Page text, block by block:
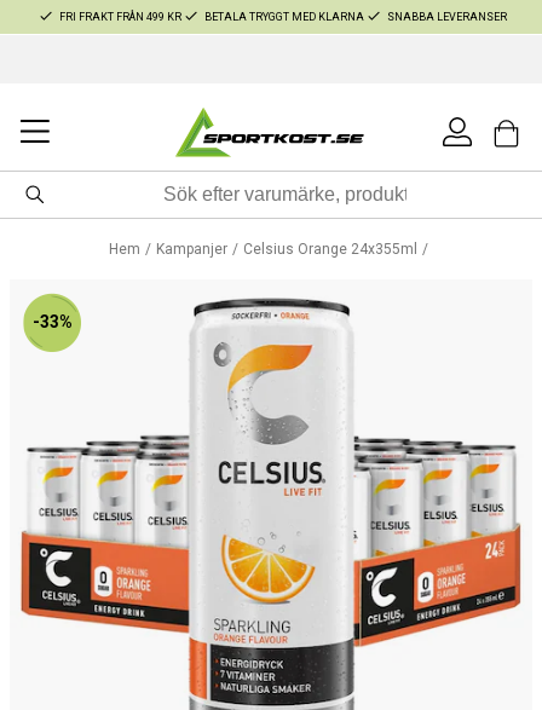
FRI FRAKT FRÅN 499 KR BETALA TRYGGT MED KLARNA SNABBA LEVERANSER
Hem Kampanjer Celsius Orange 24x355ml
-33%